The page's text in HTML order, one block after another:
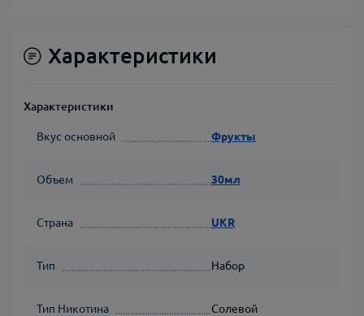
Характеристики
Характеристики
Вкус основной Фрукты
Объем 30мл
Страна UKR
Тип Набор
Тип Никотина Солевой